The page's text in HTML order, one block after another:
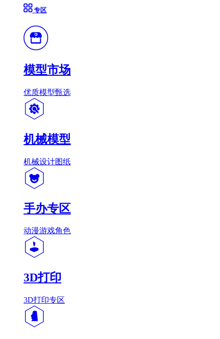
专区
模型市场
优质模型甄选
机械模型
机械设计图纸
手办专区
动漫游戏角色
3D打印
3D打印专区